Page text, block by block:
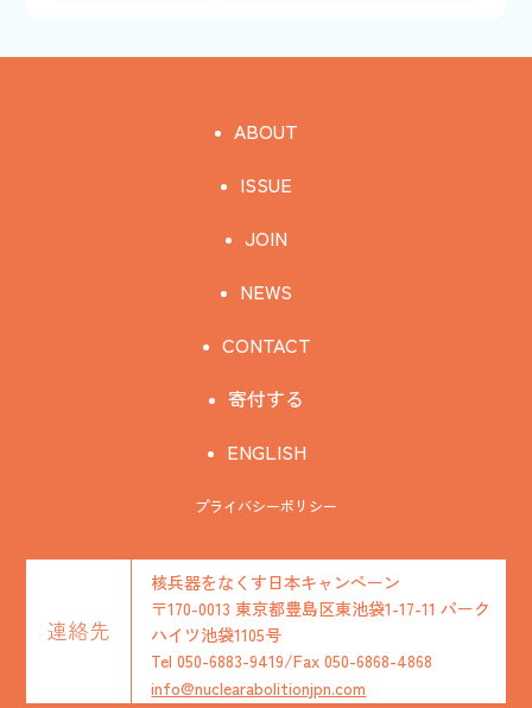
ABOUT
ISSUE
JOIN
NEWS
CONTACT
寄付する
ENGLISH
プライバシーポリシー
連絡先
核兵器をなくす日本キャンペーン
〒170-0013 東京都豊島区東池袋1-17-11 パーク
ハイツ池袋1105号
Tel 050-6883-9419/Fax 050-6868-4868
info@nuclearabolitionjpn.com